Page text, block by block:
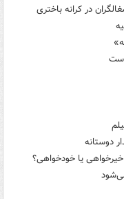
در کرانه باختری
دوستانه
یا خودخواهی؟